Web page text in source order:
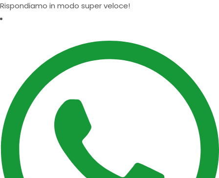
Rispondiamo in modo super veloce!